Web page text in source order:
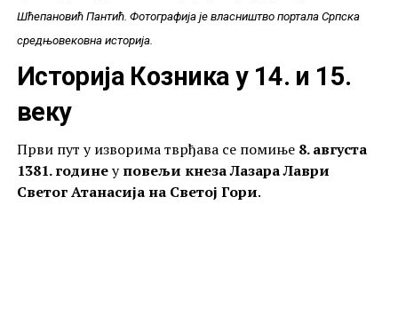
Шћепановић Пантић. Фотографија је власништво портала Српска
средњовековна историја.
Историја Козника у 14. и 15.
веку
Први пут у изворима тврђава се помиње 8. августа
1381. годинеуповељи кнеза Лазара Лаври
Светог Атанасија на Светој Гори.